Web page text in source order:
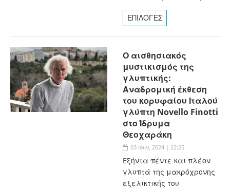
ΕΠΙΛΟΓΕΣ
Ο αισθησιακός
μυστικισμός της
γλυπτικής:
Αναδρομική έκθεση
του κορυφαίου Ιταλού
γλύπτη Novello Finotti
στο Ίδρυμα
Θεοχαράκη
03 Ιουν, 2024 | 22:25
Eξήντα πέντε και πλέον
γλυπτά της μακρόχρονης
εξελικτικής του